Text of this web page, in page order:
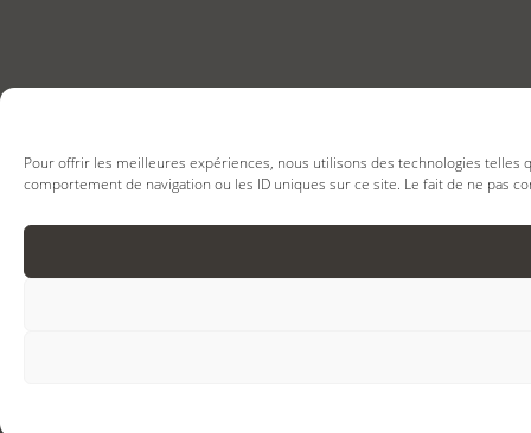
Pour offrir les meilleures expériences, nous utilisons des technologies
comportement de navigation ou les ID uniques sur ce site. Le fait de ne